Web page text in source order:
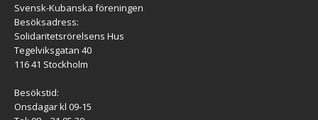
Svensk-Kubanska föreningen
Besöksadress:
Solidaritetsrörelsens Hus
Tegelviksgatan 40
116 41 Stockholm
Besökstid:
Onsdagar kl 09-15